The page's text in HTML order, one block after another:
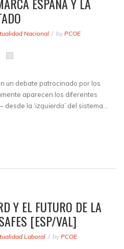
Nacional by PCOE
un debate patrocinado por los
aparecen los diferentes
desde la ‘izquierda’ del sistema…
Y EL FUTURO DE LA
[ESP/VAL]
Laboral by PCOE